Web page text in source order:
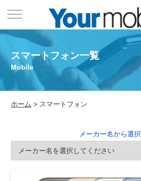
スマートフォン一覧
Mobile
ホーム > スマートフォン
メーカー名から選択